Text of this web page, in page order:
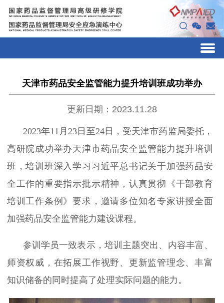
天津市药品安全监管能力提升培训班成功举办
更新日期：2023.11.28
2023年11月23日至24日， 受天津市药监局委托，
高研院成功举办天津市药品安全监管能力提升培训
班 ，培训班深入学习习近平总书记关于加强药品安
全工作的重要指示批示精神，认真贯彻《干部教育
培训工作条例》要求， 邀请多位知名专家讲授全面
加强药品安全监管能力建设课程。
参训学员一致表示，培训主题突出、内容丰富、
师资权威，在拓展工作视野、更新监管理念、丰富
知识储备的同时提高了处理实际问题的能力 。